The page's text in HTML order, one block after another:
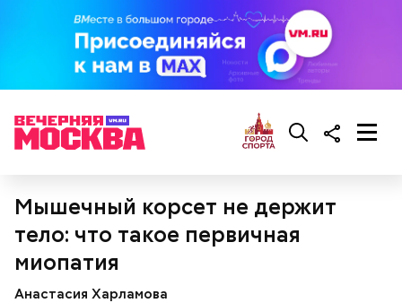
Мышечный корсет не держит
тело: что такое первичная
миопатия
Анастасия Харламова
Ингредиенты:
— Ранний сорт «Колхозница» выращивают в
России. А дыня «Торпеда» растет в основном в
Узбекистане. Этот сорт созревает в августе, —
сообщила Соломатина.